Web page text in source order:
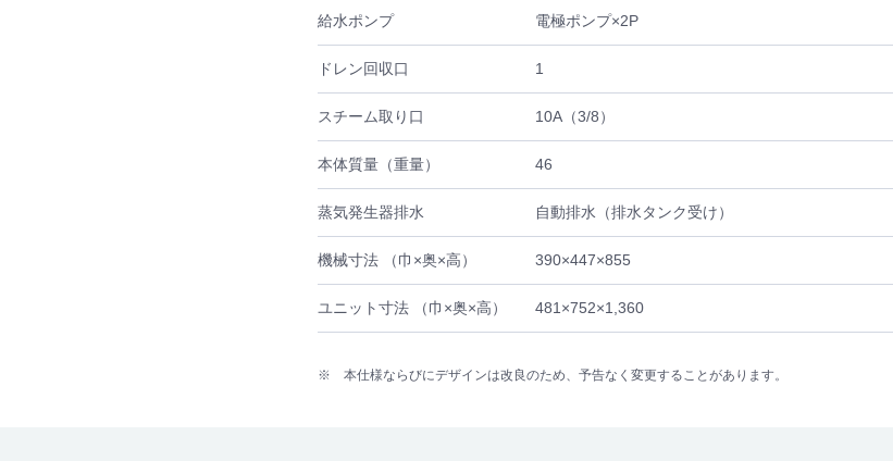
給水ポンプ 電極ポンプ×2P
ドレン回収口 1
スチーム取り口 10A（3/8）
本体質量（重量） 46
蒸気発生器排水 自動排水（排水タンク受け）
機械寸法 （巾×奥×高） 390×447×855
ユニット寸法 （巾×奥×高） 481×752×1,360
※ 本仕様ならびにデザインは改良のため、予告なく変更することがあります。